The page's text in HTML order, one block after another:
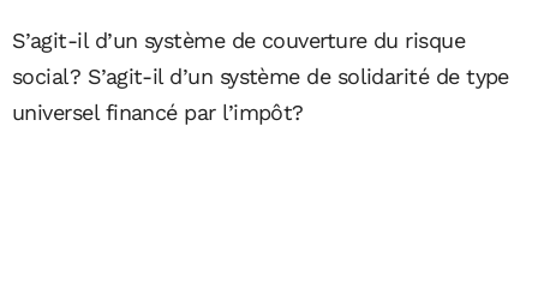
S’agit-il d’un système de couverture du risque
social? S’agit-il d’un système de solidarité de type
universel financé par l’impôt?